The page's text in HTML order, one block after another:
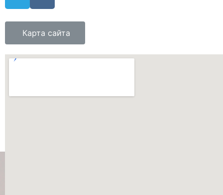
Карта сайта
организация "Амурский медицинский колледж"